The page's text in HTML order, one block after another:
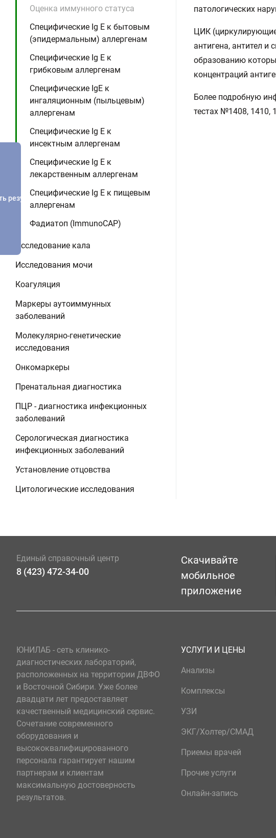
Оценка иммунного статуса
Специфические Ig E к бытовым
(эпидермальным) аллергенам
Специфические Ig E к
грибковым аллергенам
Специфические IgE к
ингаляционным (пыльцевым)
аллергенам
Специфические Ig E к
инсектным аллергенам
Специфические Ig E к
лекарственным аллергенам
Специфические Ig E к пищевым
аллергенам
Фадиатоп (ImmunoCAP)
Исследование кала
Исследования мочи
Коагуляция
Маркеры аутоиммунных
заболеваний
Молекулярно-генетические
исследования
Онкомаркеры
Пренатальная диагностика
ПЦР - диагностика инфекционных
заболеваний
Серологическая диагностика
инфекционных заболеваний
Установление отцовства
Цитологические исследования
патологических
ЦИК
антигена, антител
образованию
концентраций
Более подробную
тестах №1408, 1410,
результатов
Единый справочный центр
8 (423) 472-34-00
Скачивайте
мобильное
приложение
ЮНИЛАБ - сеть клинико-
диагностических лабораторий,
расположенных на территории ДВФО
и Восточной Сибири. Уже более
двадцати лет предоставляет
качественный медицинский сервис.
Сочетание современного
оборудования и
высококвалифицированного
персонала гарантирует нашим
партнерам и клиентам
максимальную достоверность
результатов.
УСЛУГИ И ЦЕНЫ
Анализы
Комплексы
УЗИ
ЭКГ/Холтер/СМАД
Приемы врачей
Прочие услуги
Онлайн-запись